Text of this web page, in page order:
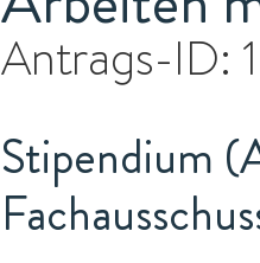
Antrags-ID:
Stipendium